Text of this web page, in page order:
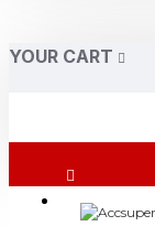
YOUR CART